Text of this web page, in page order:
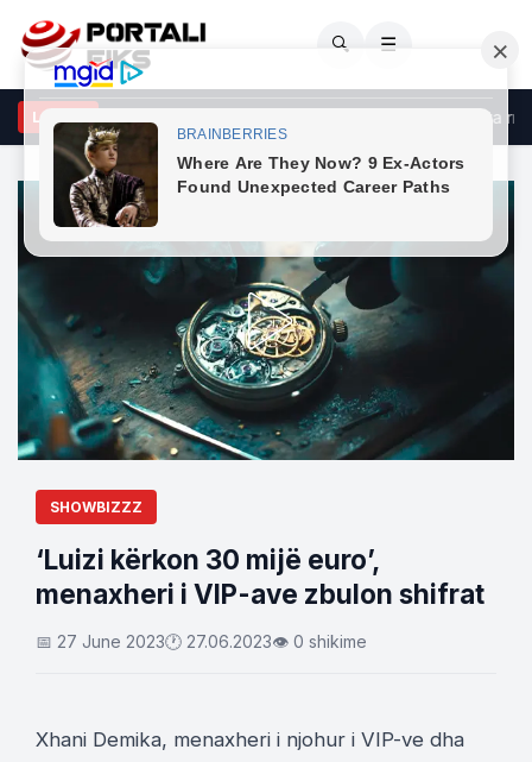
🔍 ☰
LAJME
godet opozitën: Po bllokon shtetin me shpresën se do ta
SHOWBIZZZ
‘Luizi kërkon 30 mijë euro’,
menaxheri i VIP-ave zbulon shifrat
📅 27 June 2023🕐 27.06.2023👁 0 shikime
Xhani Demika, menaxheri i njohur i VIP-ve dha